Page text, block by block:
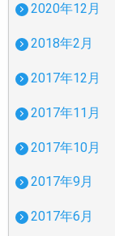
2020年12月
2018年2月
2017年12月
2017年11月
2017年10月
2017年9月
2017年6月